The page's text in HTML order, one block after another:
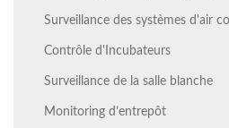
Surveillance des systèmes d'air
Contrôle d'Incubateurs
Surveillance de la salle blanche
Monitoring d’entrepôt